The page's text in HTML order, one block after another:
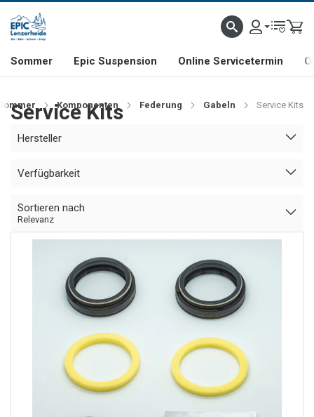
& FREERIDE-SPEZIALIST SCHWEIZER FIRMA SHOP & SHOWROOM IN
Sommer Epic Suspension Online Servicetermin
Komponenten Federung Gabeln Service Kits
Service Kits
Hersteller
Verfügbarkeit
Sortieren nach
Relevanz